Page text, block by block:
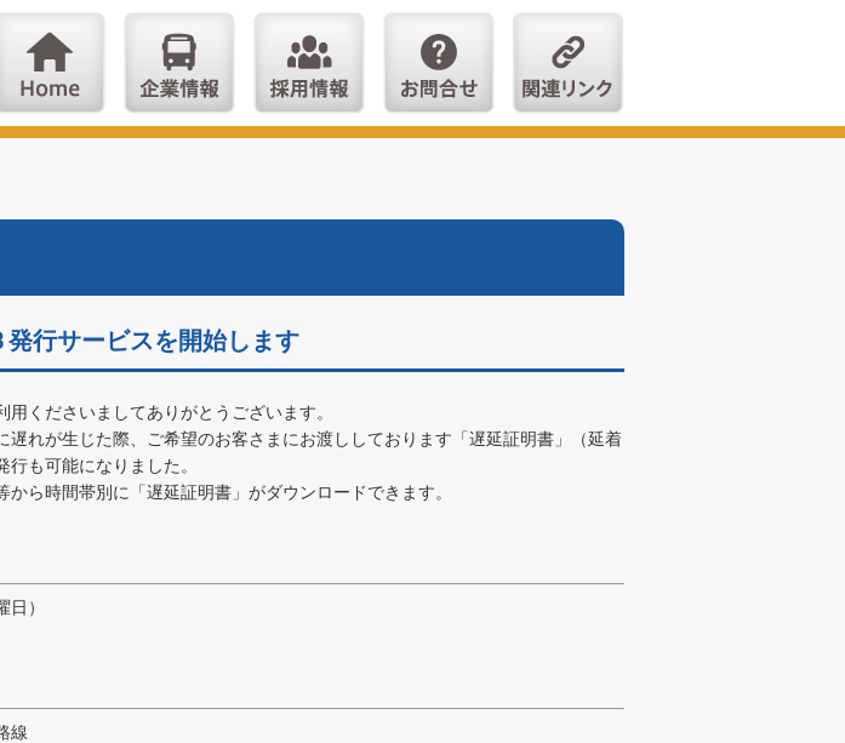
行サービスを開始します
くださいましてありがとうございます。
遅れが生じた際、ご希望のお客さまにお渡ししております「遅延証明書」（延着
も可能になりました。
から時間帯別に「遅延証明書」がダウンロードできます。
）
線